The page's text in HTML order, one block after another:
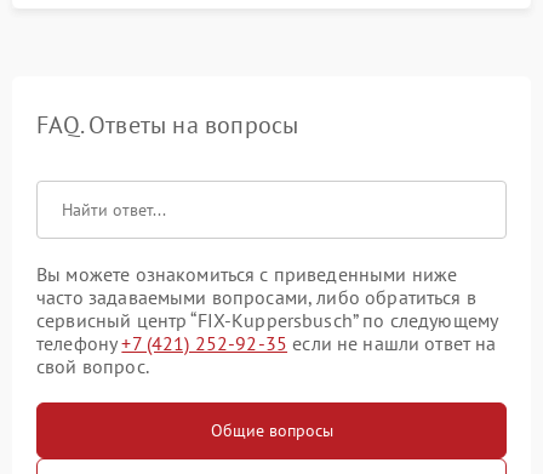
FAQ. Ответы на вопросы
Вы можете ознакомиться с приведенными ниже
часто задаваемыми вопросами, либо обратиться в
сервисный центр “FIX-Kuppersbusch” по следующему
телефону+7 (421) 252-92-35 если не нашли ответ на
свой вопрос.
Общие вопросы